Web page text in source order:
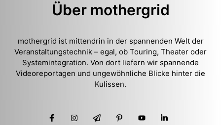
Über mothergrid
mothergrid ist mittendrin in der spannenden Welt der
Veranstaltungstechnik – egal, ob Touring, Theater oder
Systemintegration. Von dort liefern wir spannende
Videoreportagen und ungewöhnliche Blicke hinter die
Kulissen.